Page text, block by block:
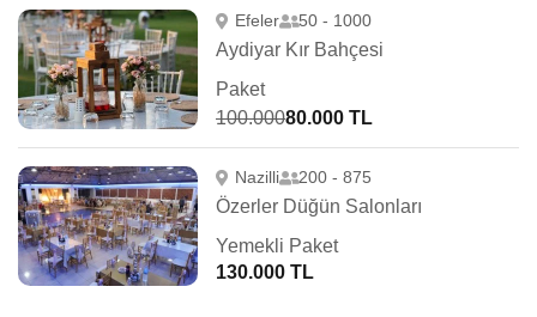
Efeler 50 - 1000
Aydiyar Kır Bahçesi
Paket
100.00080.000 TL
Nazilli 200 - 875
Özerler Düğün Salonları
Yemekli Paket
130.000 TL